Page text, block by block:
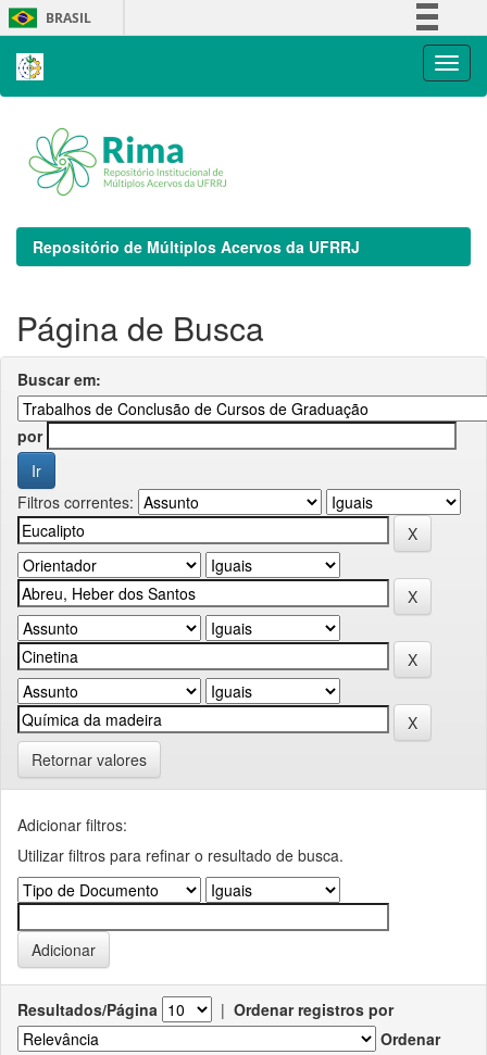
Skip
navigation
BRASIL
Repositório de Múltiplos Acervos da UFRRJ
Página de Busca
Buscar em:
por
Filtros correntes:
Retornar valores
Adicionar filtros:
Utilizar filtros para refinar o resultado de busca.
Resultados/Página | Ordenar registros por
Ordenar